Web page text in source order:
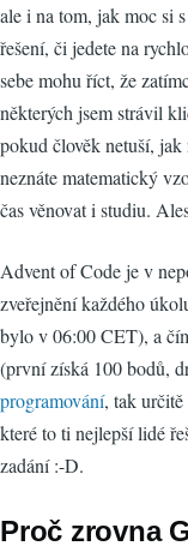
ale i na tom, jak moc si
řešení, či jedete na
sebe mohu říct, že
některých jsem strávil
pokud člověk netuší,
neznáte matematický
čas věnovat i studiu.
Advent of Code je v
zveřejnění každého
bylo v 06:00 CET), a
(první získá 100 bodů,
programování, tak určitě
které to ti nejlepší lidé
zadání :-D.
Proč zrovna